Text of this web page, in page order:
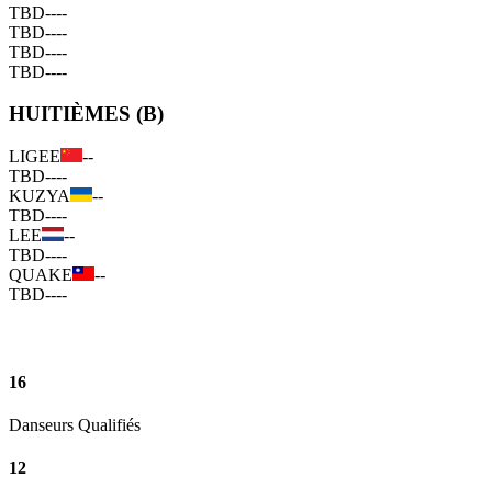
TBD----
TBD----
TBD----
TBD----
HUITIÈMES (B)
LIGEE
--
TBD----
KUZYA
--
TBD----
LEE
--
TBD----
QUAKE
--
TBD----
16
Danseurs Qualifiés
12